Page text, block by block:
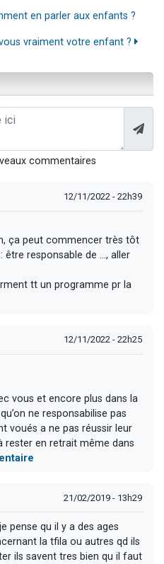
en parler aux enfants ?
vraiment votre enfant ?
commentaires
12/11/2022 - 22h39
ça peut commencer très tôt
responsable de …, aller
tt un programme pr la
12/11/2022 - 22h25
vous et encore plus dans la
ne responsabilise pas
voués a ne pas réussir leur
en retrait même dans
21/02/2019 - 13h29
pense qu il y a des ages
la tfila ou autres qd ils
ils savent tres bien qu il faut